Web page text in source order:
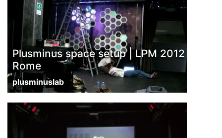
Plusminus space setup | LPM 2012
Rome
plusminuslab